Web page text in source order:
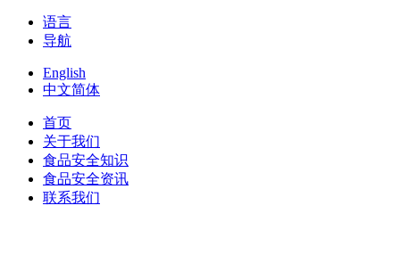
语言
导航
English
中文简体
首页
关于我们
食品安全知识
食品安全资讯
联系我们